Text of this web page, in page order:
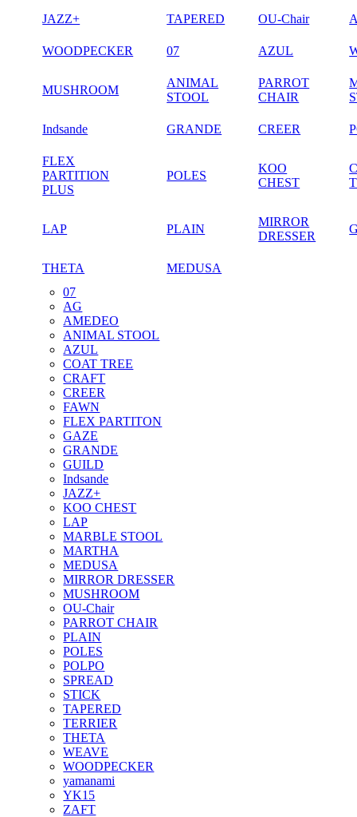
JAZZ+ TAPERED OU-Chair
WOODPECKER 07 AZUL
MUSHROOM
ANIMAL
STOOL
PARROT
CHAIR
Indsande GRANDE CREER
FLEX
PARTITION
PLUS
POLES
KOO
CHEST
LAP PLAIN
MIRROR
DRESSER
THETA
MEDUSA
07
AG
AMEDEO
ANIMAL STOOL
AZUL
COAT TREE
CRAFT
CREER
FAWN
FLEX PARTITON
GAZE
GRANDE
GUILD
Indsande
JAZZ+
KOO CHEST
LAP
MARBLE STOOL
MARTHA
MEDUSA
MIRROR DRESSER
MUSHROOM
OU-Chair
PARROT CHAIR
PLAIN
POLES
POLPO
SPREAD
STICK
TAPERED
TERRIER
THETA
WEAVE
WOODPECKER
yamanami
YK15
ZAFT